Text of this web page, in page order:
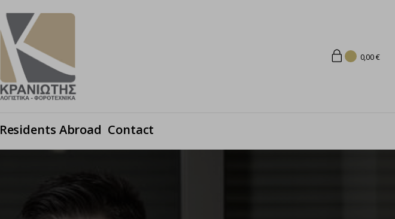
0,00€
Residents Abroad Contact